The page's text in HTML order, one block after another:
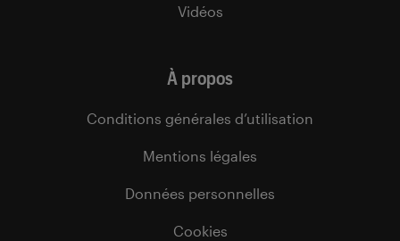
Vidéos
À propos
Conditions générales d’utilisation
Mentions légales
Données personnelles
Cookies